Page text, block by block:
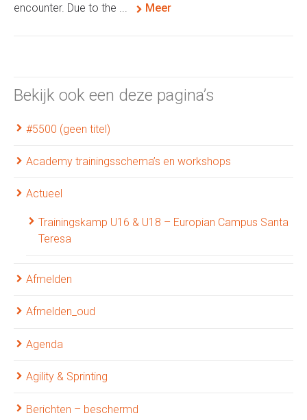
encounter. Due to the ...
Meer
Bekijk ook een deze pagina’s
#5500 (geen titel)
Academy trainingsschema’s en workshops
Actueel
Trainingskamp U16 & U18 – Europian Campus Santa
Teresa
Afmelden
Afmelden_oud
Agenda
Agility & Sprinting
Berichten – beschermd